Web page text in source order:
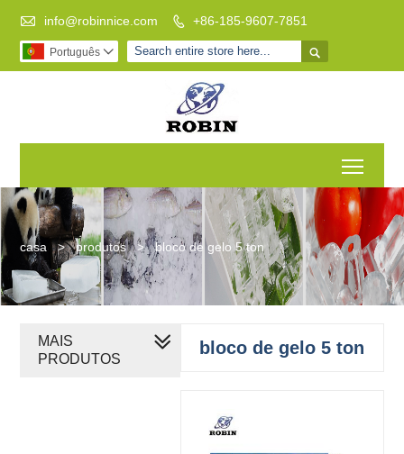
 info@robinnice.com  +86-185-9607-7851

Português 
casa > produtos > bloco de gelo 5 ton
bloco de gelo 5 ton
MAIS
PRODUTOS